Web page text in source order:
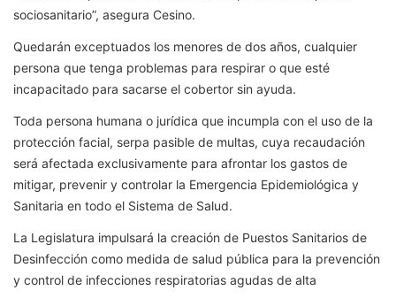
sociosanitario”, asegura Cesino.
Quedarán exceptuados los menores de dos años, cualquier
persona que tenga problemas para respirar o que esté
incapacitado para sacarse el cobertor sin ayuda.
Toda persona humana o jurídica que incumpla con el uso de la
protección facial, serpa pasible de multas, cuya recaudación
será afectada exclusivamente para afrontar los gastos de
mitigar, prevenir y controlar la Emergencia Epidemiológica y
Sanitaria en todo el Sistema de Salud.
La Legislatura impulsará la creación de Puestos Sanitarios de
Desinfección como medida de salud pública para la prevención
y control de infecciones respiratorias agudas de alta